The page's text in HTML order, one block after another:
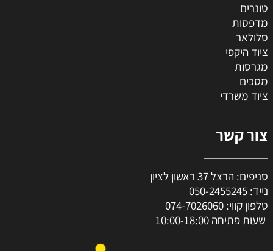
טונרים
מדפסות
סלולאר
ציוד היקפי
מגרסות
מסכים
ציוד משרדי
צור קשר
סניפים: הרצל 37 ראשון לציון
נייד: 050-2455245
טלפון קווי: 074-7026060
שעות פתיחה 10:00-18:00